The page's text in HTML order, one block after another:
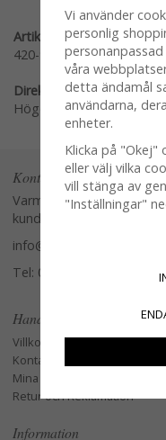
Artikelnummer:
420-912-84
Direktlänk:
Högerklicka och kopiera
Kontakta oss
Varmt välkommen att
kundtjänst.
info@glasverandan.se
Tel: 079-3495968
Handla
Villkor
Kontakta oss
Mina favoriter
Retur och Reklamation
Information
Vi använder
personlig
våra
detta ändamål
användarna,
enheter.
Klicka på "Okej"
eller välj vilka
vill stänga av
"Inställningar"